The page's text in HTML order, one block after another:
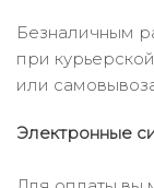
Безналичным
при
или
Электронные